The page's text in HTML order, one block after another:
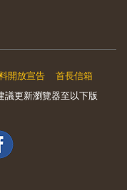
開放宣告 首長信箱
議更新瀏覽器至以下版